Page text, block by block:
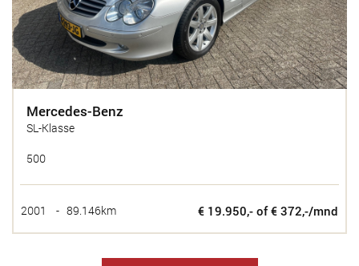
Mercedes-Benz
SL-Klasse
500
2001 - 89.146km € 19.950,- of € 372,-/mnd